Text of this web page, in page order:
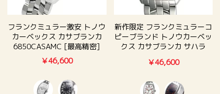
フランクミュラー激安 トノウ
カーベックス カサブランカ
6850CASAMC [最高精密]
￥46,600
新作限定 フランクミュラーコ
ピーブランド トノウカーベッ
クス カサブランカ サハラ
6850SAHA
￥46,600